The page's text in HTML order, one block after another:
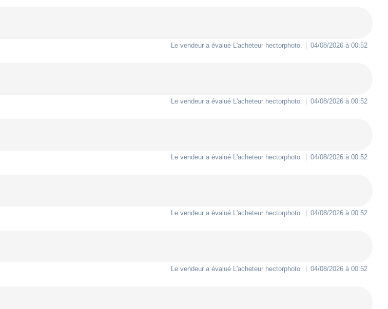
Le vendeur a évalué L'acheteur hectorphoto 04/08/2026 à 00:52
Le vendeur a évalué L'acheteur hectorphoto 04/08/2026 à 00:52
Le vendeur a évalué L'acheteur hectorphoto 04/08/2026 à 00:52
Le vendeur a évalué L'acheteur hectorphoto 04/08/2026 à 00:52
Le vendeur a évalué L'acheteur hectorphoto 04/08/2026 à 00:52